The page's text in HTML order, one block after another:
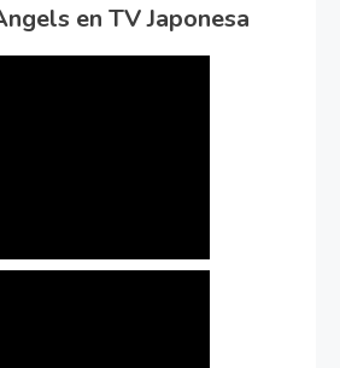
en TV Japonesa